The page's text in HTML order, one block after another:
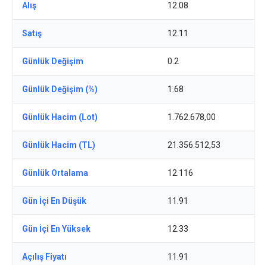
Alış 12.08
Satış 12.11
Günlük Değişim 0.2
Günlük Değişim (%) 1.68
Günlük Hacim (Lot) 1.762.678,00
Günlük Hacim (TL) 21.356.512,53
Günlük Ortalama 12.116
Gün İçi En Düşük 11.91
Gün İçi En Yüksek 12.33
Açılış Fiyatı 11.91